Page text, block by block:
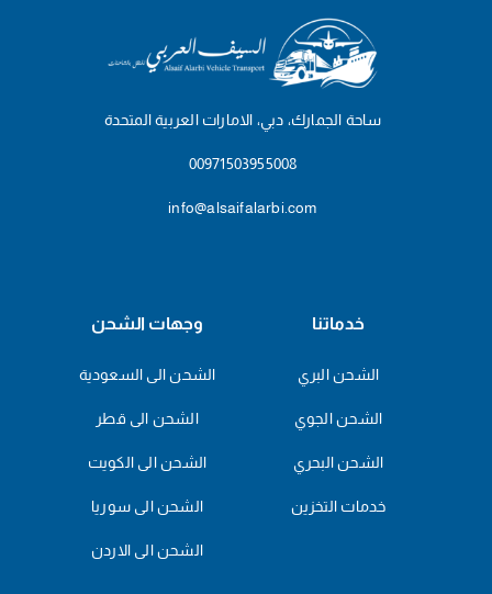
ساحة الجمارك، دبي، الامارات العربية المتحدة
00971503955008
info@alsaifalarbi.com
خدماتنا
الشحن البري
الشحن الجوي
الشحن البحري
خدمات التخزين
وجهات الشحن
الشحن الى السعودية
الشحن الى قطر
الشحن الى الكويت
الشحن الى سوريا
الشحن الى الاردن